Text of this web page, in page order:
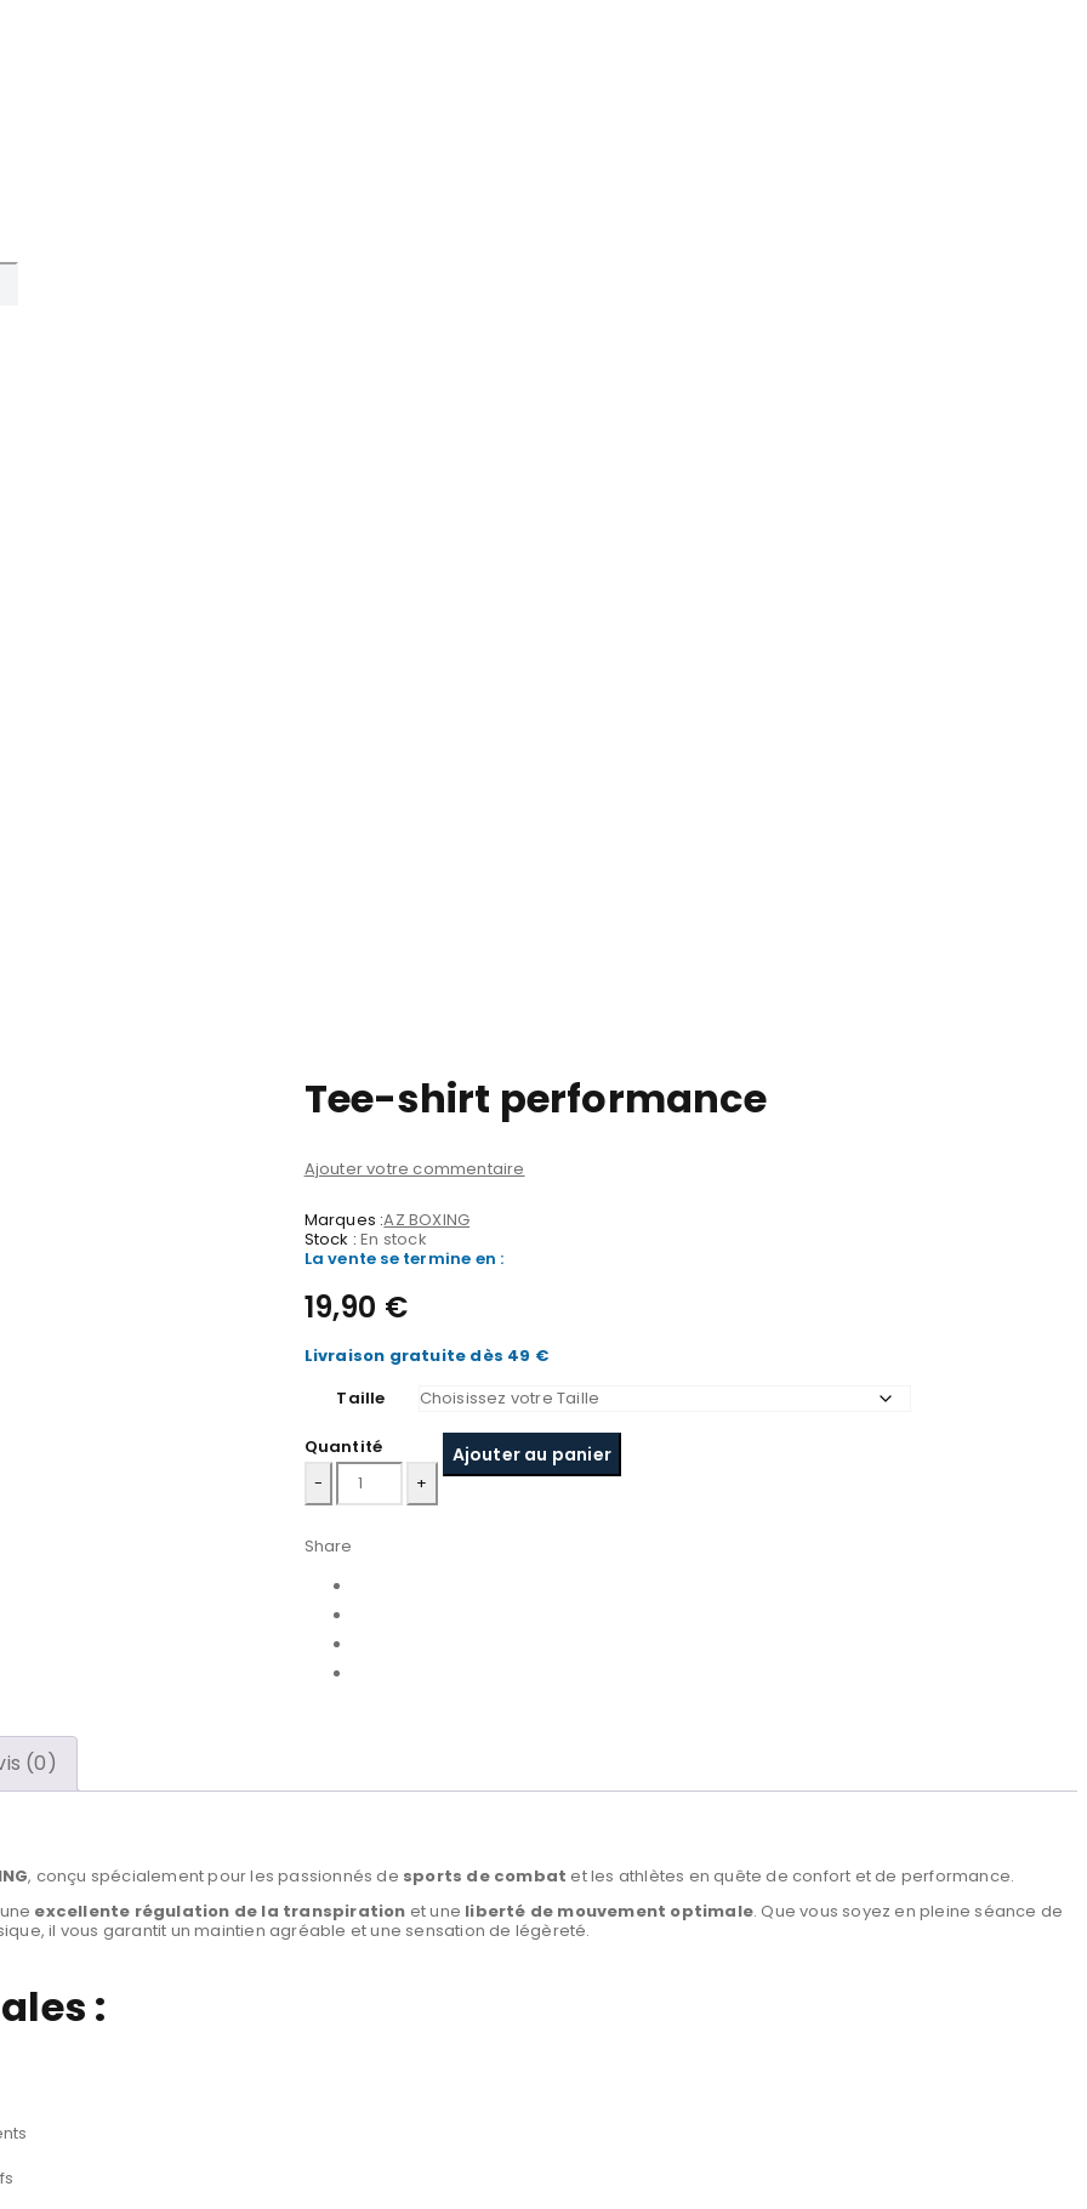
Tee-shirt performance
Ajouter votre commentaire
Marques :AZ BOXING
Stock : En stock
La vente se termine en :
19,90 €
Livraison gratuite dès 49 €
Taille
Quantité
quantité
de
performance
Ajouter au panier
Share
(0)
, conçu spécialement pour les passionnés de sports de combat et les athlètes en quête de confort et de performance.
excellente régulation de la transpiration et une liberté de mouvement optimale. Que vous soyez en pleine séance de
il vous garantit un maintien agréable et une sensation de légèreté.
: